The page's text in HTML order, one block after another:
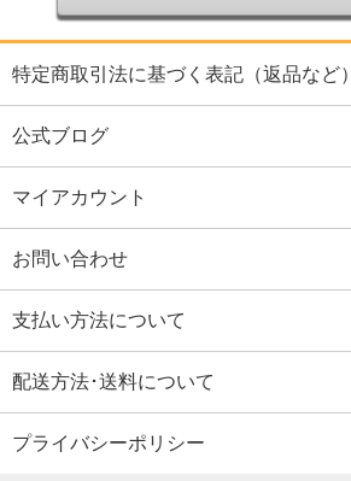
特定商取引法に基づく表記（返品など）
公式ブログ
マイアカウント
お問い合わせ
支払い方法について
配送方法･送料について
プライバシーポリシー